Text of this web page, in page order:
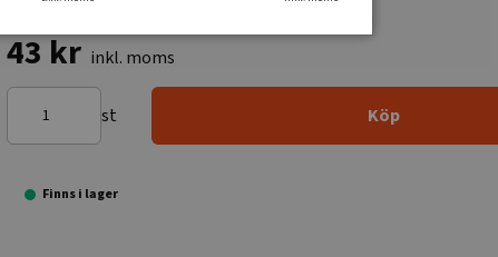
43 kr inkl. moms
st Köp
Finns i lager